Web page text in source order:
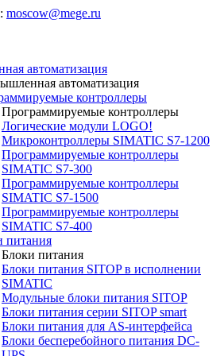
moscow@mege.ru
автоматизация
автоматизация
контроллеры
Программируемые контроллеры
Логические модули LOGO!
Микроконтроллеры SIMATIC S7-1200
Программируемые контроллеры
SIMATIC S7-300
Программируемые контроллеры
SIMATIC S7-1500
Программируемые контроллеры
SIMATIC S7-400
питания
Блоки питания
Блоки питания SITOP в исполнении
SIMATIC
Модульные блоки питания SITOP
Блоки питания серии SITOP smart
Блоки питания для AS-интерфейса
Блоки бесперебойного питания DC-